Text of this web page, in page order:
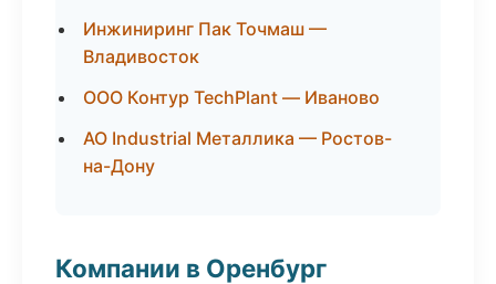
Инжиниринг Пак Точмаш —
Владивосток
ООО Контур TechPlant — Иваново
АО Industrial Металлика — Ростов-
на-Дону
Компании в Оренбург